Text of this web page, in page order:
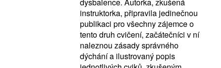
instruktorka, připravila jedinečnou
publikaci pro všechny zájemce o
tento druh cvičení, začátečníci v ní
naleznou zásady správného
dýchání a ilustrovaný popis